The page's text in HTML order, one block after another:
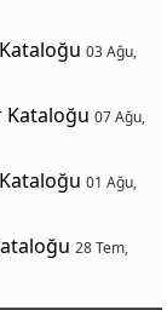
03 Ağu,
Kataloğu 07 Ağu,
01 Ağu,
28 Tem,